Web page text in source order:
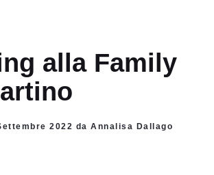
alla Family
2022 da Annalisa Dallago